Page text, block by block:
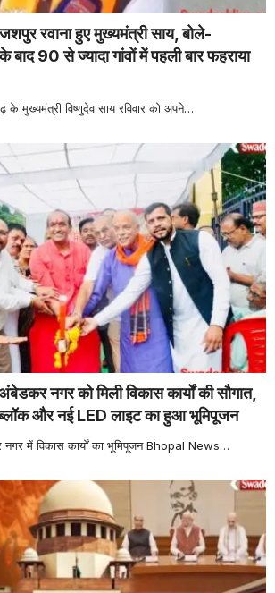
रवाना हुए मुख्यमंत्री साय, बोले-
90 से ज्यादा गांवों में पहली बार फहराया
मुख्यमंत्री विष्णुदेव साय रविवार को अपने…
नगर को मिली विकास कार्यों की सौगात,
और नई LED लाइट का हुआ भूमिपूजन
में विकास कार्यों का भूमिपूजन Bhopal News…